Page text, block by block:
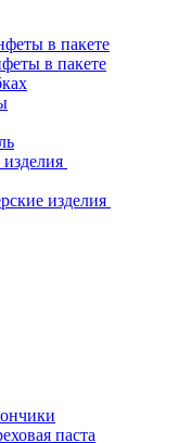
в пакете
в пакете
изделия
паста